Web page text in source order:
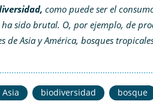
como puede ser el
sido brutal. O, por ejemplo, de
de Asia y América, bosques
Asia biodiversidad bosque